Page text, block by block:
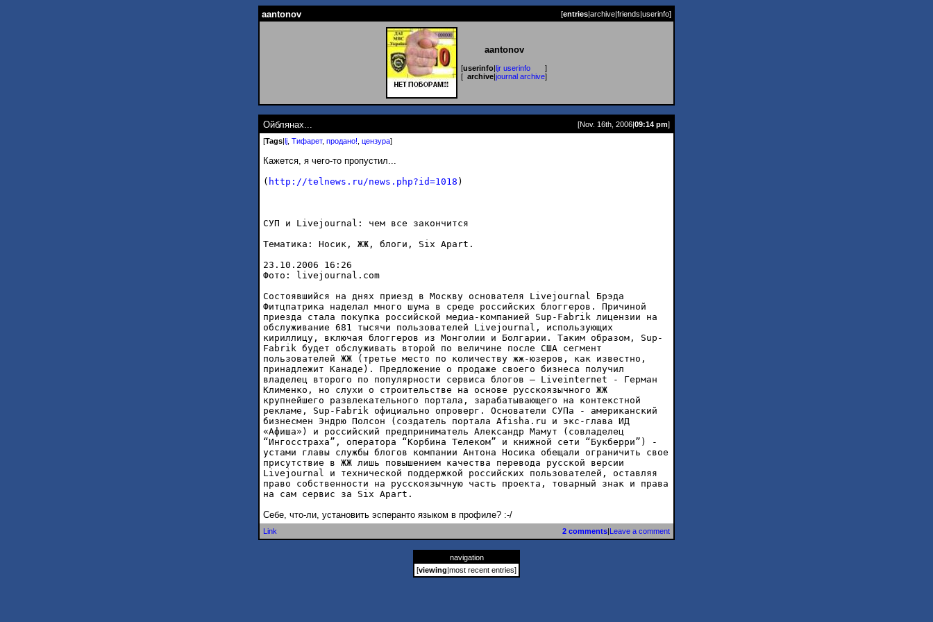
aantonov [entries|archive|friends|userinfo]
aantonov
[userinfo ljr userinfo
]
[ archive journal archive]
Ойблянах... [Nov. 16th, 2006| 09:14 pm]
[Tags lj Тифарет, продано! цензура]
Кажется, я чего-то пропустил...
( http://telnews.ru/news.php?id=1018 )
СУП и Livejournal: чем все закончится
Тематика: Носик, ЖЖ, блоги, Six Apart.
23.10.2006 16:26
Фото: livejournal.com
Состоявшийся на днях приезд в Москву основателя Livejournal Брэда
Фитцпатрика наделал много шума в среде российских блоггеров. Причиной
приезда стала покупка российской медиа-компанией Sup-Fabrik лицензии на
обслуживание 681 тысячи пользователей Livejournal, использующих
кириллицу, включая блоггеров из Монголии и Болгарии. Таким образом, Sup-
Fabrik будет обслуживать второй по величине после США сегмент
пользователей ЖЖ (третье место по количеству жж-юзеров, как известно,
принадлежит Канаде). Предложение о продаже своего бизнеса получил
владелец второго по популярности сервиса блогов – Liveinternet - Герман
Клименко, но слухи о строительстве на основе русскоязычного ЖЖ
крупнейшего развлекательного портала, зарабатывающего на контекстной
рекламе, Sup-Fabrik официально опроверг. Основатели СУПа - американский
бизнесмен Эндрю Полсон (создатель портала Afisha.ru и экс-глава ИД
«Афиша») и российский предприниматель Александр Мамут (совладелец
“Ингосстраха”, оператора “Корбина Телеком” и книжной сети “Букберри”) -
устами главы службы блогов компании Антона Носика обещали ограничить свое
присутствие в ЖЖ лишь повышением качества перевода русской версии
Livejournal и технической поддержкой российских пользователей, оставляя
право собственности на русскоязычную часть проекта, товарный знак и права
на сам сервис за Six Apart.
Себе, что-ли, установить эсперанто языком в профиле? :-/
Link 2 comments Leave a comment
navigation
[viewing|most recent entries]